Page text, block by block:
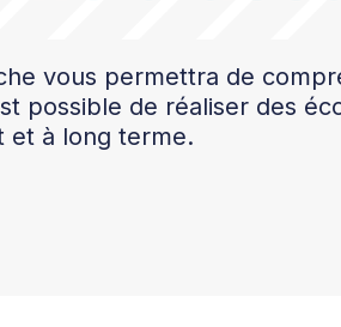
vous permettra de
possible de réaliser des
et à long terme.